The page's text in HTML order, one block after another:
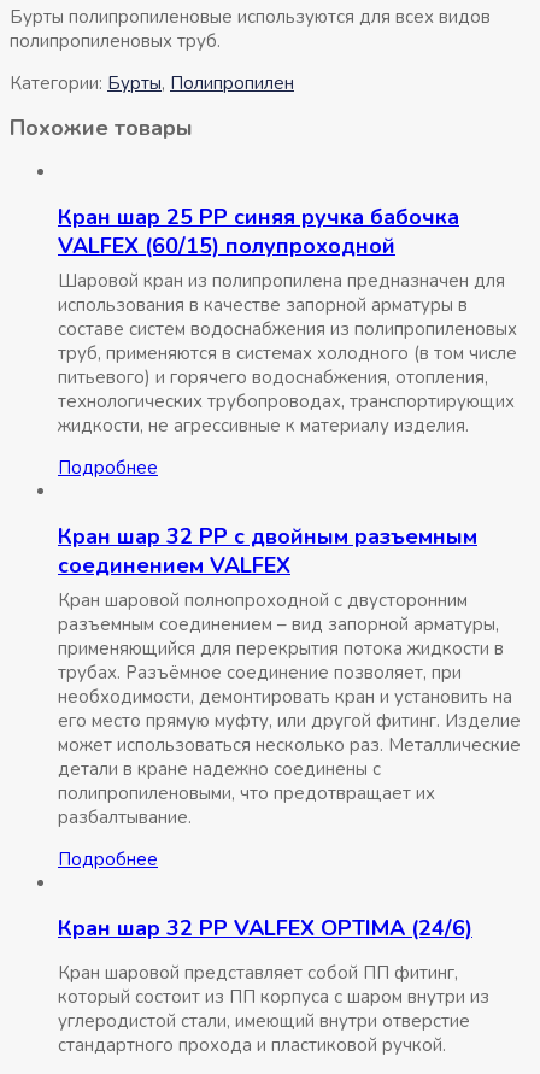
Бурты полипропиленовые используются для всех видов
полипропиленовых труб.
Категории: Бурты, Полипропилен
Похожие товары
Кран шар 25 РР синяя ручка бабочка
VALFEX (60/15) полупроходной
Шаровой кран из полипропилена предназначен для
использования в качестве запорной арматуры в
составе систем водоснабжения из полипропиленовых
труб, применяются в системах холодного (в том числе
питьевого) и горячего водоснабжения, отопления,
технологических трубопроводах, транспортирующих
жидкости, не агрессивные к материалу изделия.
Подробнее
Кран шар 32 РР с двойным разъемным
соединением VALFEX
Кран шаровой полнопроходной с двусторонним
разъемным соединением – вид запорной арматуры,
применяющийся для перекрытия потока жидкости в
трубах. Разъёмное соединение позволяет, при
необходимости, демонтировать кран и установить на
его место прямую муфту, или другой фитинг. Изделие
может использоваться несколько раз. Металлические
детали в кране надежно соединены с
полипропиленовыми, что предотвращает их
разбалтывание.
Подробнее
Кран шар 32 РР VALFEX OPTIMA (24/6)
Кран шаровой представляет собой ПП фитинг,
который состоит из ПП корпуса с шаром внутри из
углеродистой стали, имеющий внутри отверстие
стандартного прохода и пластиковой ручкой.